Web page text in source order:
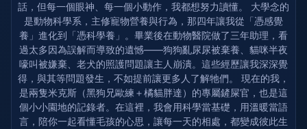
話，但每一個眼神、每一個小動作，我都想努力讀懂。 大學念的
是動物科學系，主修寵物營養與行為，那四年讓我從「憑感覺
養」進化到「憑科學養」。畢業後在動物醫院做了三年助理，看
過太多因為誤解而導致的遺憾——狗狗亂尿尿被棄養、貓咪半夜
嚎叫被嫌棄、老犬的照護問題讓主人崩潰。這些經歷讓我深深覺
得，與其等問題發生，不如提前讓更多人了解牠們。 現在的我，
是兩隻米克斯（黑狗兄歐練＋橘貓胖達）的專屬鏟屎官，也是這
個小小園地的記錄者。在這裡，我會用科學當基礎，用溫暖當語
言，陪你一起看懂毛孩的心思，讓每一天的相處，都變成彼此生